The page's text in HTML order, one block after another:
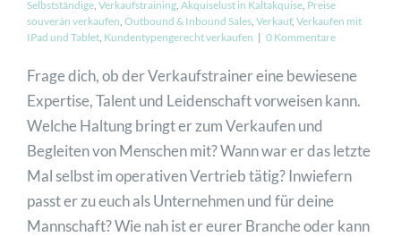
Selbstständige, Verkaufstraining, Akquiselust in Kaltakquise, Preise
souverän verkaufen, Outbound & Inbound Sales, Verkauf, Verkaufen mit
IPad und Tablet, Kundentypengerecht verkaufen | 0 Kommentare
Frage dich, ob der Verkaufstrainer eine bewiesene
Expertise, Talent und Leidenschaft vorweisen kann.
Welche Haltung bringt er zum Verkaufen und
Begleiten von Menschen mit? Wann war er das letzte
Mal selbst im operativen Vertrieb tätig? Inwiefern
passt er zu euch als Unternehmen und für deine
Mannschaft? Wie nah ist er eurer Branche oder kann